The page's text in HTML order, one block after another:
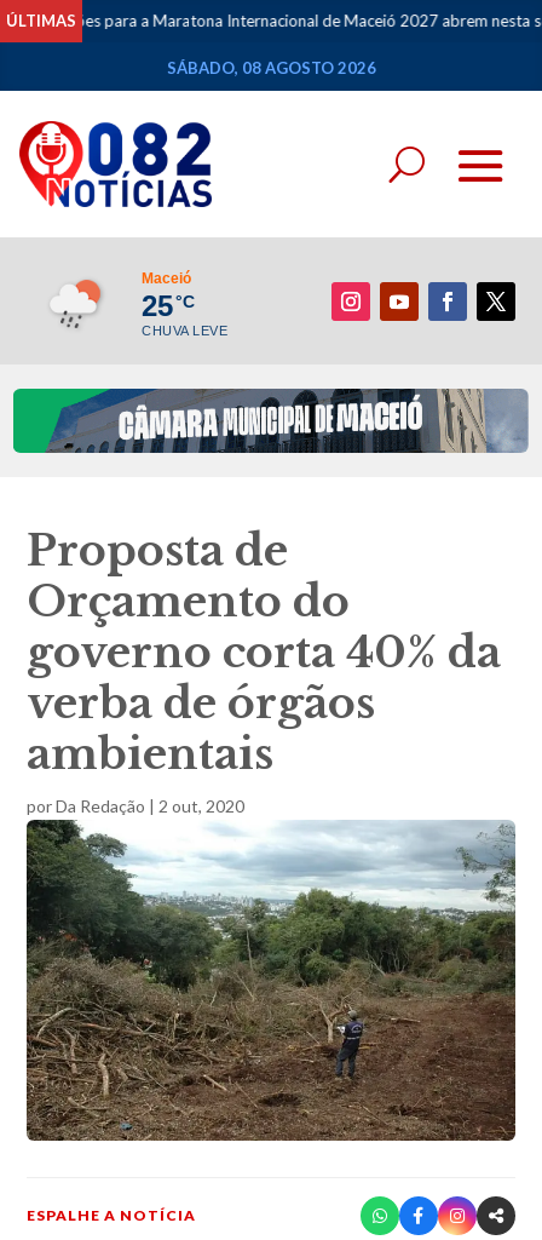
ÚLTIMAS
a Maratona Internacional de Maceió 2027 abrem nesta segunda-feira
SÁBADO, 08 AGOSTO 2026
Maceió
25°C
CHUVA LEVE
Proposta de
Orçamento do
governo corta 40% da
verba de órgãos
ambientais
porDa Redação | 2 out, 2020
ESPALHE A NOTÍCIA